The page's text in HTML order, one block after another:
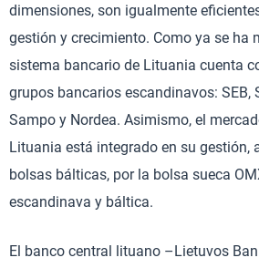
dimensiones, son igualmente
gestión y crecimiento. Como ya se ha
sistema bancario de Lituania cuenta
grupos bancarios escandinavos: SEB,
Sampo y Nordea. Asimismo, el
Lituania está integrado en su gestión,
bolsas bálticas, por la bolsa sueca
escandinava y báltica.
El banco central lituano –Lietuvos